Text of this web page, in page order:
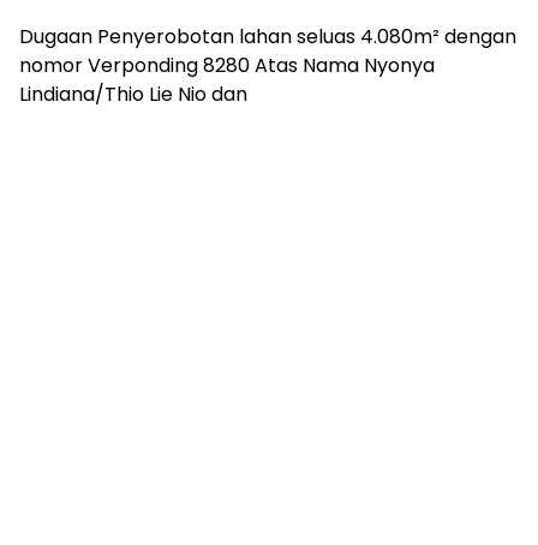
Dugaan Penyerobotan lahan seluas 4.080m² dengan
nomor Verponding 8280 Atas Nama Nyonya
Lindiana/Thio Lie Nio dan